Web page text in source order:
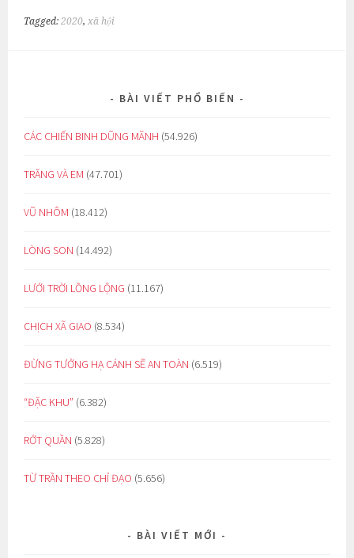
Tagged:2020,xã hội
BÀI VIẾT PHỔ BIẾN
CÁC CHIẾN BINH DŨNG MÃNH (54.926)
TRĂNG VÀ EM (47.701)
VŨ NHÔM (18.412)
LÒNG SON (14.492)
LƯỚI TRỜI LỒNG LỘNG (11.167)
CHỊCH XÃ GIAO (8.534)
ĐỪNG TƯỞNG HẠ CÁNH SẼ AN TOÀN (6.519)
“ĐẶC KHU” (6.382)
RỚT QUẦN (5.828)
TỪ TRẦN THEO CHỈ ĐẠO (5.656)
BÀI VIẾT MỚI